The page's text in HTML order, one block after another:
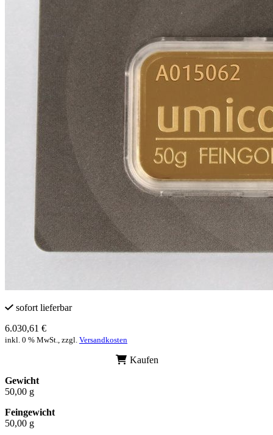
sofort lieferbar
6.030,61 €
inkl. 0 % MwSt., zzgl. Versandkosten
Kaufen
Gewicht
50,00 g
Feingewicht
50,00 g